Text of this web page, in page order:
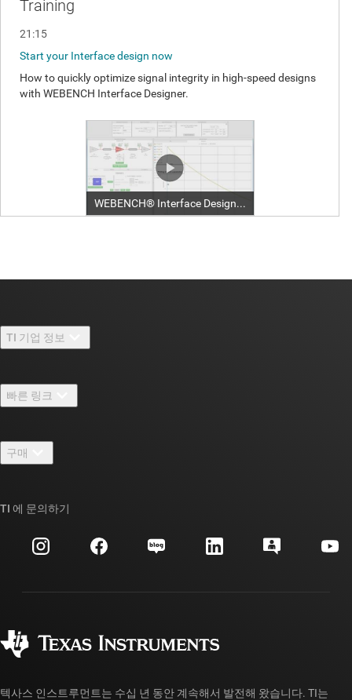
TI 기업 정보
채용
뉴스룸
이벤트
투자 관계
빠른 링크
TI E2E™ 설계 지원 포럼
대체품 검색
고객 지원 센터
myTI 계정 FAQ
구매
주문 FAQ
TI 에 문의하기
텍사스 인스트루먼트는 수십 년 동안 계속해서 발전해 왔습니다. TI는